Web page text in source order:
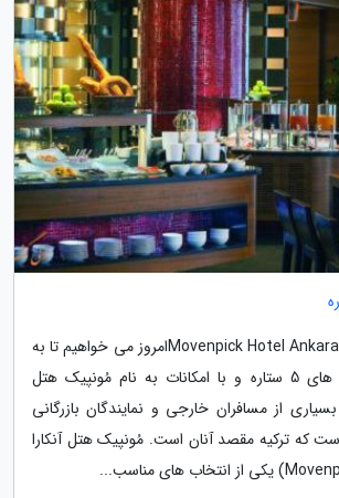
مُونپیک هتل آنکارا | Movenpick Hotel Ankaraامروز می خواهیم تا به
معرفی یکی از هتل های 5 ستاره و با امکانات به نام مُونپیک هتل
از مسافران خارجی و نمایندگان بازرگانی
که ترکیه مقصد آنان است. مُونپیک هتل آنکارا